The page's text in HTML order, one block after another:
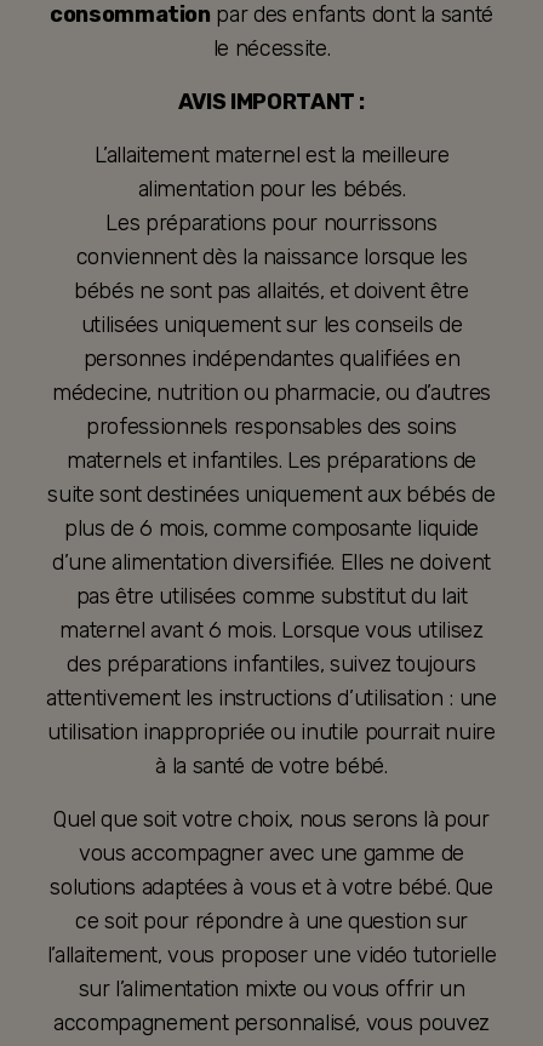
consommation par des enfants dont la santé
le nécessite.
AVIS IMPORTANT :
L’allaitement maternel est la meilleure
alimentation pour les bébés.
Les préparations pour nourrissons
conviennent dès la naissance lorsque les
bébés ne sont pas allaités, et doivent être
utilisées uniquement sur les conseils de
personnes indépendantes qualifiées en
médecine, nutrition ou pharmacie, ou d’autres
professionnels responsables des soins
maternels et infantiles. Les préparations de
suite sont destinées uniquement aux bébés de
plus de 6 mois, comme composante liquide
d’une alimentation diversifiée. Elles ne doivent
pas être utilisées comme substitut du lait
maternel avant 6 mois. Lorsque vous utilisez
des préparations infantiles, suivez toujours
attentivement les instructions d’utilisation : une
utilisation inappropriée ou inutile pourrait nuire
à la santé de votre bébé.
Quel que soit votre choix, nous serons là pour
vous accompagner avec une gamme de
solutions adaptées à vous et à votre bébé. Que
ce soit pour répondre à une question sur
l’allaitement, vous proposer une vidéo tutorielle
sur l’alimentation mixte ou vous offrir un
accompagnement personnalisé, vous pouvez